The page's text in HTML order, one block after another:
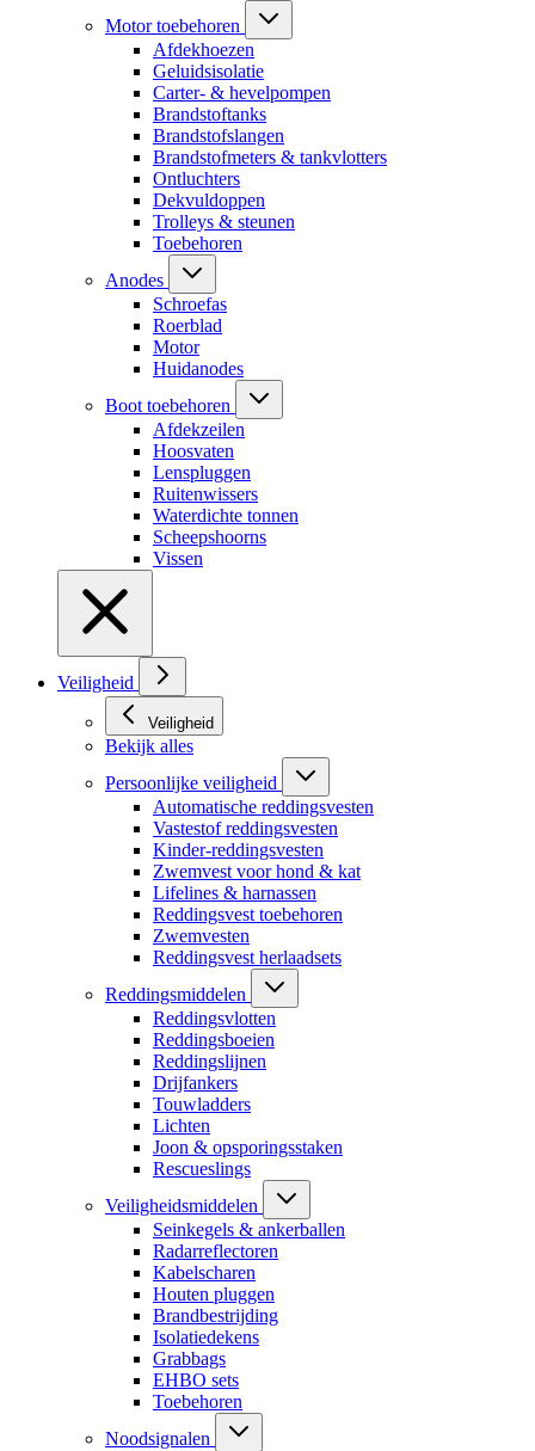
Motor toebehoren
Afdekhoezen
Geluidsisolatie
Carter- & hevelpompen
Brandstoftanks
Brandstofslangen
Brandstofmeters & tankvlotters
Ontluchters
Dekvuldoppen
Trolleys & steunen
Toebehoren
Anodes
Schroefas
Roerblad
Motor
Huidanodes
Boot toebehoren
Afdekzeilen
Hoosvaten
Lenspluggen
Ruitenwissers
Waterdichte tonnen
Scheepshoorns
Vissen
Veiligheid
Veiligheid
Bekijk alles
Persoonlijke veiligheid
Automatische reddingsvesten
Vastestof reddingsvesten
Kinder-reddingsvesten
Zwemvest voor hond & kat
Lifelines & harnassen
Reddingsvest toebehoren
Zwemvesten
Reddingsvest herlaadsets
Reddingsmiddelen
Reddingsvlotten
Reddingsboeien
Reddingslijnen
Drijfankers
Touwladders
Lichten
Joon & opsporingsstaken
Rescueslings
Veiligheidsmiddelen
Seinkegels & ankerballen
Radarreflectoren
Kabelscharen
Houten pluggen
Brandbestrijding
Isolatiedekens
Grabbags
EHBO sets
Toebehoren
Noodsignalen